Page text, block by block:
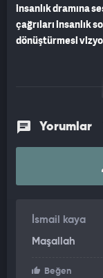
insanlık dramına
çağrıları insanlık
dönüştürmesi
Yorumlar
İsmail kaya
Maşallah
Beğen